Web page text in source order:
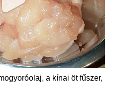
a kínai öt fűszer,